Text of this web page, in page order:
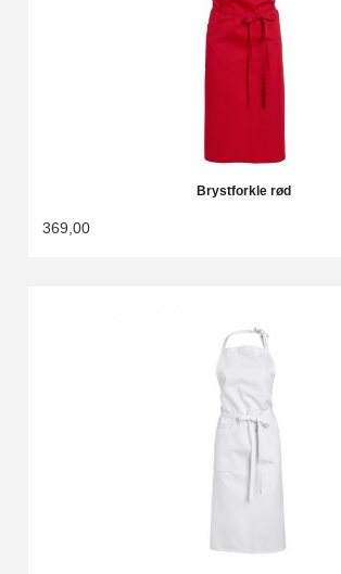
Brystforkle rød
369,00